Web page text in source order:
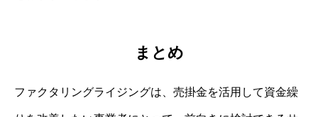
まとめ
ファクタリングライジングは、売掛金を活用して資金繰